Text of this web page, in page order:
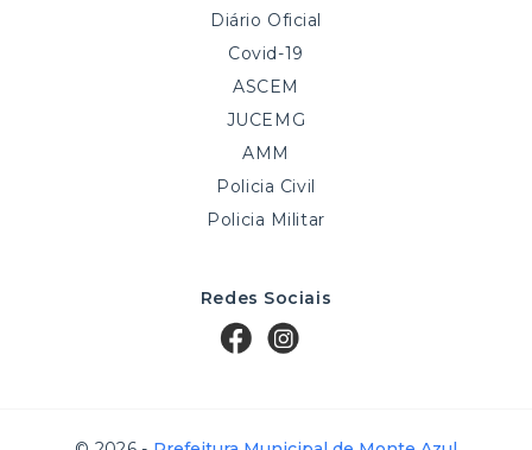
Diário Oficial
Covid-19
ASCEM
JUCEMG
AMM
Policia Civil
Policia Militar
Redes Sociais